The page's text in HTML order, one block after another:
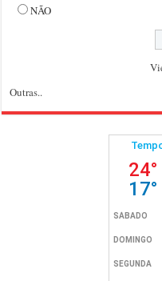
NÃO
Outras..